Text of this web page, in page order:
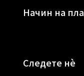
Начин на
Следете нè